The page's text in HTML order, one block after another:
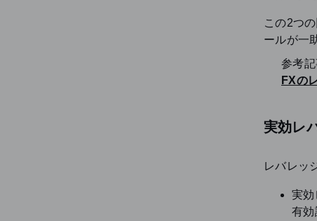
この2つ
ールが一
参考
FXの
実効レ
レバレッ
実効
有効